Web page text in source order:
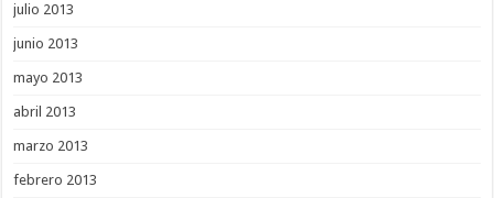
julio 2013
junio 2013
mayo 2013
abril 2013
marzo 2013
febrero 2013